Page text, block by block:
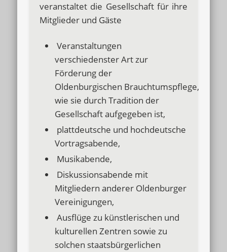
veranstaltet die Gesellschaft für ihre
Mitglieder und Gäste
Veranstaltungen
verschiedenster Art zur
Förderung der
Oldenburgischen Brauchtumspflege,
wie sie durch Tradition der
Gesellschaft aufgegeben ist,
plattdeutsche und hochdeutsche
Vortragsabende,
Musikabende,
Diskussionsabende mit
Mitgliedern anderer Oldenburger
Vereinigungen,
Ausflüge zu künstlerischen und
kulturellen Zentren sowie zu
solchen staatsbürgerlichen